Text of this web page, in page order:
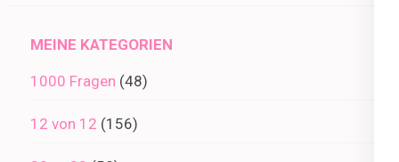
MEINE KATEGORIEN
1000 Fragen (48)
12 von 12 (156)